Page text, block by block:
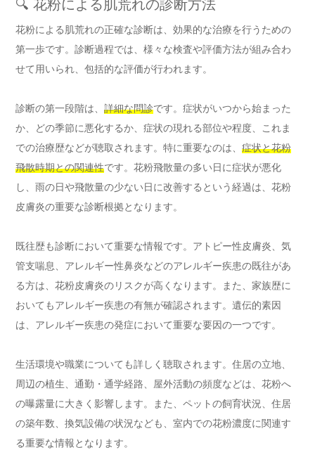
🔍 花粉による肌荒れの診断方法
花粉による肌荒れの正確な診断は、効果的な治療を行うための
第一歩です。診断過程では、様々な検査や評価方法が組み合わ
せて用いられ、包括的な評価が行われます。
診断の第一段階は、 詳細な問診です。症状がいつから始まった
か、どの季節に悪化するか、症状の現れる部位や程度、これま
での治療歴などが聴取されます。特に重要なのは、 症状と花粉
飛散時期との関連性です。花粉飛散量の多い日に症状が悪化
し、雨の日や飛散量の少ない日に改善するという経過は、花粉
皮膚炎の重要な診断根拠となります。
既往歴も診断において重要な情報です。アトピー性皮膚炎、気
管支喘息、アレルギー性鼻炎などのアレルギー疾患の既往があ
る方は、花粉皮膚炎のリスクが高くなります。また、家族歴に
おいてもアレルギー疾患の有無が確認されます。遺伝的素因
は、アレルギー疾患の発症において重要な要因の一つです。
生活環境や職業についても詳しく聴取されます。住居の立地、
周辺の植生、通勤・通学経路、屋外活動の頻度などは、花粉へ
の曝露量に大きく影響します。また、ペットの飼育状況、住居
の築年数、換気設備の状況なども、室内での花粉濃度に関連す
る重要な情報となります。